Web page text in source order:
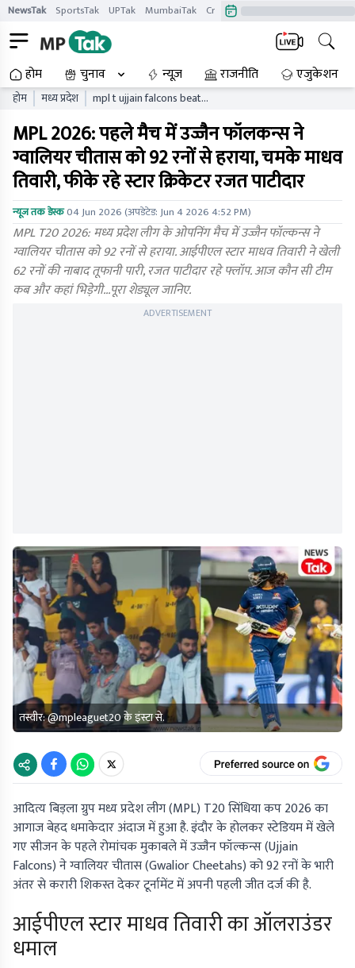
NewsTak SportsTak UPTak MumbaiTak CrimeTak
होम चुनाव न्यूज़ राजनीति एजुकेशन
होम मध्य प्रदेश
mpl t ujjain falcons beat
tiwari rajat patidar
MPL 2026: पहले मैच में उज्जैन फॉलकन्स ने
ग्वालियर चीतास को 92 रनों से हराया, चमके माधव
तिवारी, फीके रहे स्टार क्रिकेटर रजत पाटीदार
न्यूज तक डेस्क04 Jun 2026(अपडेटेड:Jun 4 2026 4:52 PM)
MPL T20 2026: मध्य प्रदेश लीग के ओपनिंग मैच में उज्जैन फॉल्कन्स ने
ग्वालियर चीतास को 92 रनों से हराया. आईपीएल स्टार माधव तिवारी ने खेली
62 रनों की नाबाद तूफानी पारी, रजत पाटीदार रहे फ्लॉप. आज कौन सी टीम
कब और कहां भिड़ेगी...पूरा शेड्यूल जानिए.
ADVERTISEMENT
तस्वीर: @mpleaguet20 के इंस्टा से.
आदित्य बिड़ला ग्रुप मध्य प्रदेश लीग (MPL) T20 सिंधिया कप 2026 का
आगाज बेहद धमाकेदार अंदाज में हुआ है. इंदौर के होलकर स्टेडियम में खेले
गए सीजन के पहले रोमांचक मुकाबले में उज्जैन फॉल्कन्स (Ujjain
Falcons) ने ग्वालियर चीतास (Gwalior Cheetahs) को 92 रनों के भारी
अंतर से करारी शिकस्त देकर टूर्नामेंट में अपनी पहली जीत दर्ज की है.
आईपीएल स्टार माधव तिवारी का ऑलराउंडर
धमाल